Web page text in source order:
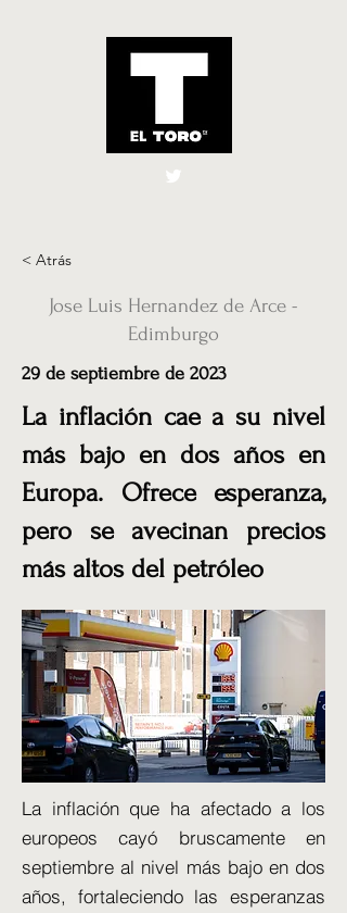
El Toro España
< Atrás
Jose Luis Hernandez de Arce -
Edimburgo
29 de septiembre de 2023
La inflación cae a su nivel
más bajo en dos años en
Europa. Ofrece esperanza,
pero se avecinan precios
más altos del petróleo
La inflación que ha afectado a los
europeos cayó bruscamente en
septiembre al nivel más bajo en dos
años, fortaleciendo las esperanzas